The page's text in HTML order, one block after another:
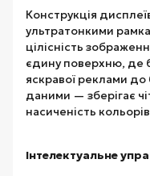
Конструкція
ультратонкими
цілісність
єдину поверхню, де
яскравої реклами до
даними — зберігає
насиченість
Інтелектуальне